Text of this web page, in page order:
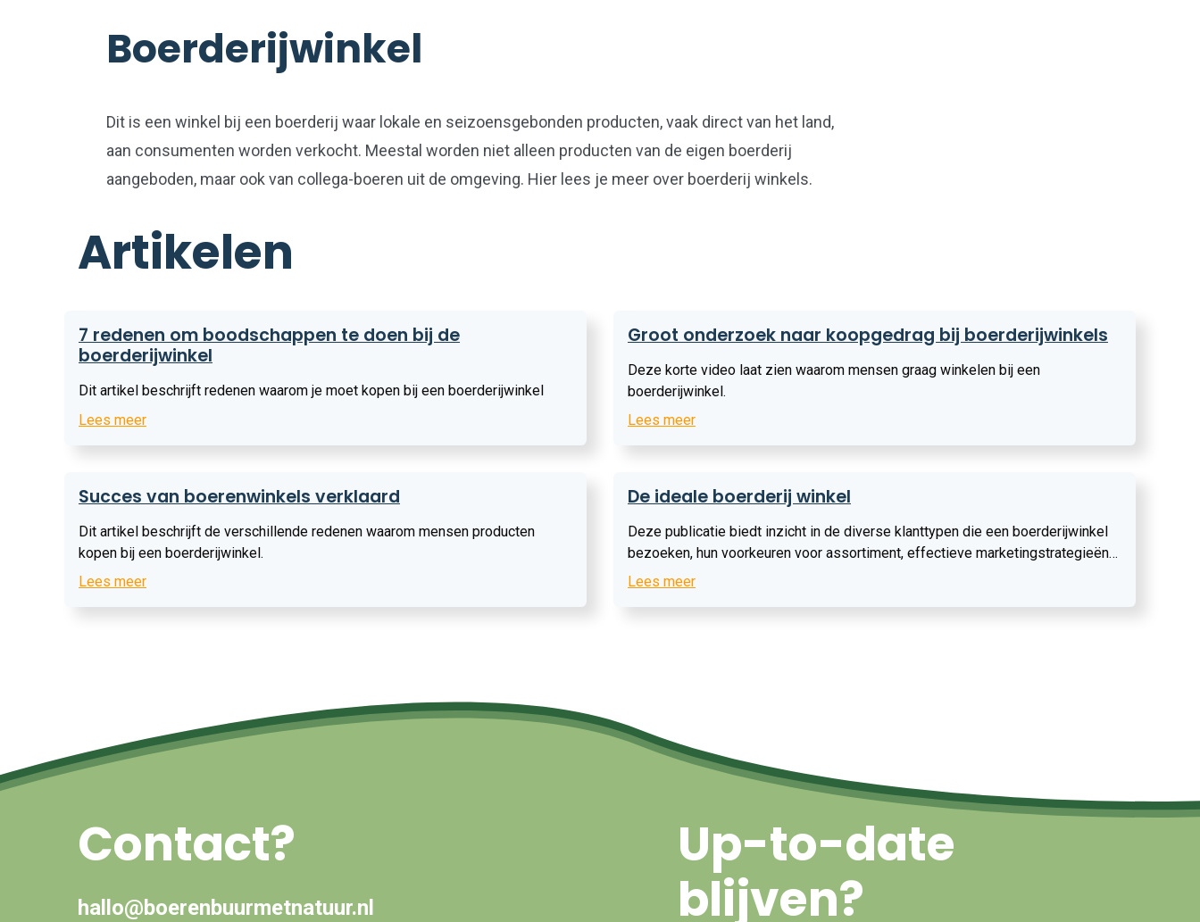
Boerderijwinkel
Dit is een winkel bij een boerderij waar lokale en seizoensgebonden producten, vaak direct van het land,
aan consumenten worden verkocht. Meestal worden niet alleen producten van de eigen boerderij
aangeboden, maar ook van collega-boeren uit de omgeving. Hier lees je meer over boerderij winkels.
Artikelen
7 redenen om boodschappen te doen bij de
boerderijwinkel
Dit artikel beschrijft redenen waarom je moet kopen bij een boerderijwinkel
Lees meer
meer
Groot onderzoek naar koopgedrag bij boerderijwinkels
Deze korte video laat zien waarom mensen graag winkelen bij een
boerderijwinkel.
Lees meer
meer
Succes van boerenwinkels verklaard
Dit artikel beschrijft de verschillende redenen waarom mensen producten
kopen bij een boerderijwinkel.
Lees meer
meer
De ideale boerderij winkel
Deze publicatie biedt inzicht in de diverse klanttypen die een boerderijwinkel
bezoeken, hun voorkeuren voor assortiment, effectieve marketingstrategieën
en de optimale inrichting van de winkel.
Lees meer
meer
Contact?
hallo@boerenbuurmetnatuur.nl
Up-to-date
blijven?